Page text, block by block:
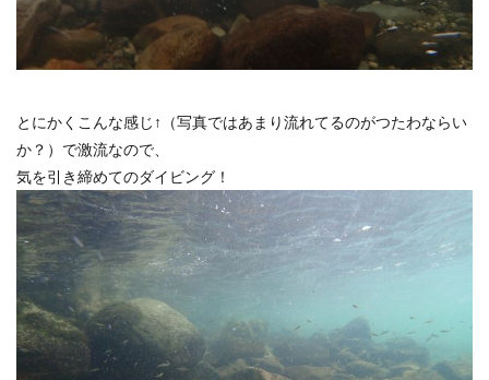
とにかくこんな感じ↑（写真ではあまり流れてるのがつたわならい
か？）で激流なので、
気を引き締めてのダイビング！